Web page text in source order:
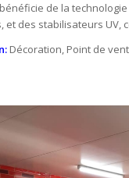
de la
et des stabilisateurs
Décoration, Point de